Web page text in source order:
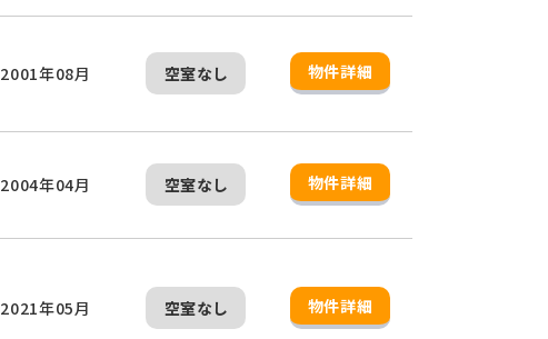
2001年08月 空室なし 物件詳細
2004年04月 空室なし 物件詳細
2021年05月 空室なし 物件詳細